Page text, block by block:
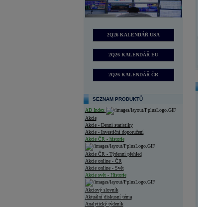
2Q26 KALENDÁŘ USA
2Q26 KALENDÁŘ EU
2Q26 KALENDÁŘ ČR
SEZNAM PRODUKTŮ
AD Index
Akcie
Akcie - Denní statistiky
Akcie - Investiční doporučení
Akcie ČR - historie
Akcie ČR - Týdenní přehled
Akcie online - ČR
Akcie online - Svět
Akcie svět - Historie
Akciový slovník
Aktuální diskusní téma
Analytický týdeník